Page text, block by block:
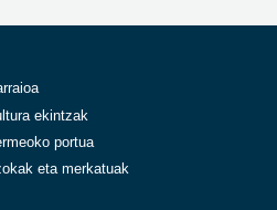
ekintzak
portua
eta merkatuak